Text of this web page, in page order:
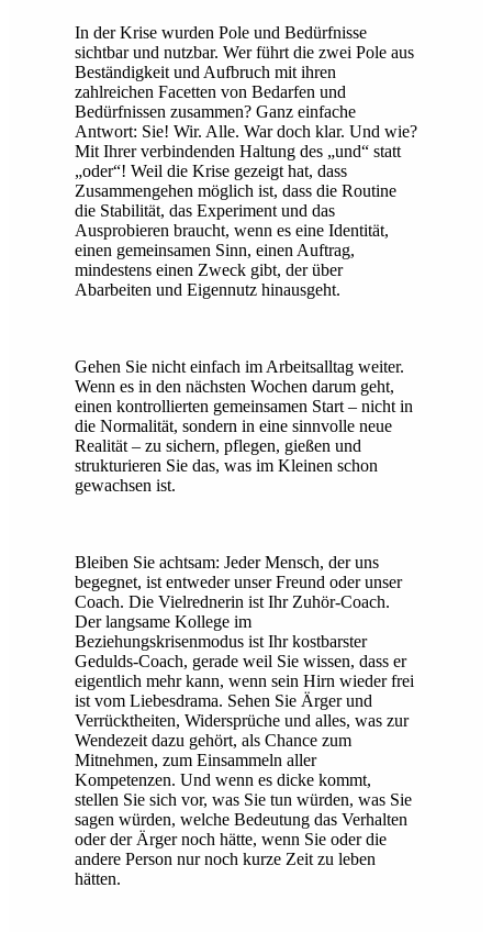
In der Krise wurden Pole und Bedürfnisse
sichtbar und nutzbar. Wer führt die zwei Pole aus
Beständigkeit und Aufbruch mit ihren
zahlreichen Facetten von Bedarfen und
Bedürfnissen zusammen? Ganz einfache
Antwort: Sie! Wir. Alle. War doch klar. Und wie?
Mit Ihrer verbindenden Haltung des „und“ statt
„oder“! Weil die Krise gezeigt hat, dass
Zusammengehen möglich ist, dass die Routine
die Stabilität, das Experiment und das
Ausprobieren braucht, wenn es eine Identität,
einen gemeinsamen Sinn, einen Auftrag,
mindestens einen Zweck gibt, der über
Abarbeiten und Eigennutz hinausgeht.
Gehen Sie nicht einfach im Arbeitsalltag weiter.
Wenn es in den nächsten Wochen darum geht,
einen kontrollierten gemeinsamen Start – nicht in
die Normalität, sondern in eine sinnvolle neue
Realität – zu sichern, pflegen, gießen und
strukturieren Sie das, was im Kleinen schon
gewachsen ist.
Bleiben Sie achtsam: Jeder Mensch, der uns
begegnet, ist entweder unser Freund oder unser
Coach. Die Vielrednerin ist Ihr Zuhör-Coach.
Der langsame Kollege im
Beziehungskrisenmodus ist Ihr kostbarster
Gedulds-Coach, gerade weil Sie wissen, dass er
eigentlich mehr kann, wenn sein Hirn wieder frei
ist vom Liebesdrama. Sehen Sie Ärger und
Verrücktheiten, Widersprüche und alles, was zur
Wendezeit dazu gehört, als Chance zum
Mitnehmen, zum Einsammeln aller
Kompetenzen. Und wenn es dicke kommt,
stellen Sie sich vor, was Sie tun würden, was Sie
sagen würden, welche Bedeutung das Verhalten
oder der Ärger noch hätte, wenn Sie oder die
andere Person nur noch kurze Zeit zu leben
hätten.